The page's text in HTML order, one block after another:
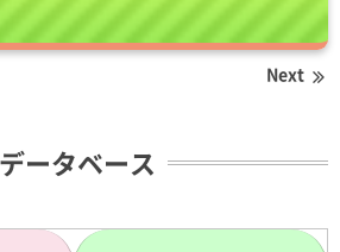
Next
ータベース